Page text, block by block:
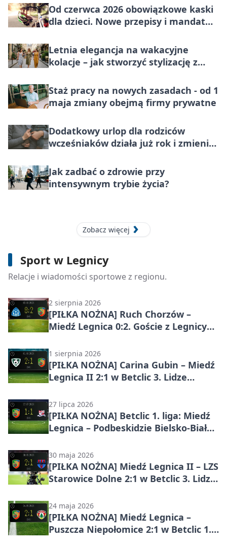
Od czerwca 2026 obowiązkowe kaski
dla dzieci. Nowe przepisy i mandat
Letnia elegancja na wakacyjne
kolacje – jak stworzyć stylizację z
Staż pracy na nowych zasadach - od 1
maja zmiany obejmą firmy prywatne
Dodatkowy urlop dla rodziców
wcześniaków działa już rok i zmienia
Jak zadbać o zdrowie przy
intensywnym trybie życia?
Zobacz więcej
Sport w Legnicy
Relacje i wiadomości sportowe z regionu.
Grodzisk Mazowiecki 0:1. Pogoń
liderem Betclic 1. ligi po meczu w
2 sierpnia 2026
[PIŁKA NOŻNA] Ruch Chorzów –
Miedź Legnica 0:2. Goście z Legnicy
1. lidze
1 sierpnia 2026
[PIŁKA NOŻNA] Carina Gubin – Miedź
Legnica II 2:1 w Betclic 3. Lidze
27 lipca 2026
[PIŁKA NOŻNA] Betclic 1. liga: Miedź
Legnica – Podbeskidzie Bielsko-Biała
30 maja 2026
[PIŁKA NOŻNA] Miedź Legnica II – LZS
Starowice Dolne 2:1 w Betclic 3. Lidze
24 maja 2026
[PIŁKA NOŻNA] Miedź Legnica –
Puszcza Niepołomice 2:1 w Betclic 1.